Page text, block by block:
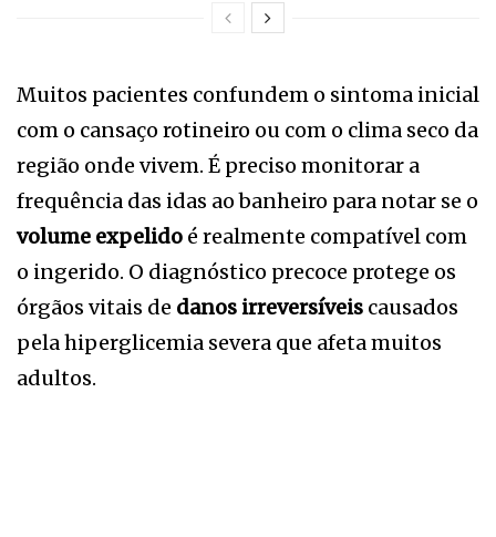
Muitos pacientes confundem o sintoma inicial
com o cansaço rotineiro ou com o clima seco da
região onde vivem. É preciso monitorar a
frequência das idas ao banheiro para notar se o
volume expelido é realmente compatível com
o ingerido. O diagnóstico precoce protege os
órgãos vitais de danos irreversíveis causados
pela hiperglicemia severa que afeta muitos
adultos.